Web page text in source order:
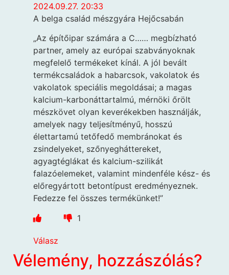
2024.09.27. 20:33
A belga család mészgyára Hejőcsabán
„Az építőipar számára a C…… megbízható
partner, amely az európai szabványoknak
megfelelő termékeket kínál. A jól bevált
termékcsaládok a habarcsok, vakolatok és
vakolatok speciális megoldásai; a magas
kalcium-karbonáttartalmú, mérnöki őrölt
mészkövet olyan keverékekben használják,
amelyek nagy teljesítményű, hosszú
élettartamú tetőfedő membránokat és
zsindelyeket, szőnyegháttereket,
agyagtéglákat és kalcium-szilikát
falazóelemeket, valamint mindenféle kész- és
előregyártott betontípust eredményeznek.
Fedezze fel összes termékünket!”
1
Válasz
Vélemény, hozzászólás?